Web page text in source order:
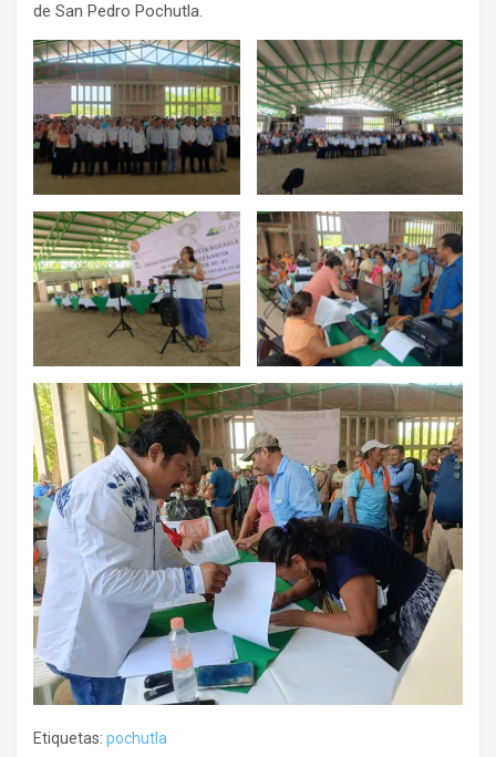
de San Pedro Pochutla.
Etiquetas: pochutla